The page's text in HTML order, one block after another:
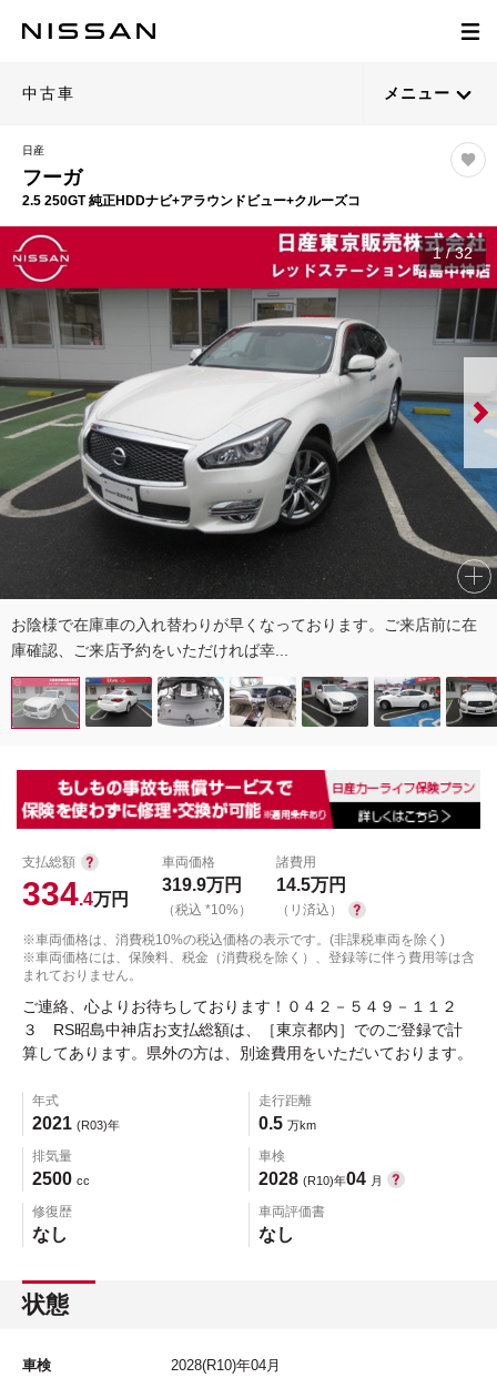
中古車 メニュー
日産
フーガ
2.5 250GT 純正HDDナビ+アラウンドビュー+クルーズコ
1/32
お陰様で在庫車の入れ替わりが早くなっております。ご来店前に在
庫確認、ご来店予約をいただければ幸...
支払総額
334.4万円
車両価格
319.9万円
（税込 *10%）
諸費用
14.5万円
（リ済込）
※車両価格は、消費税10%の税込価格の表示です。(非課税車両を除く)
※車両価格には、保険料、税金（消費税を除く）、登録等に伴う費用等は含
まれておりません。
ご連絡、心よりお待ちしております！０４２－５４９－１１２
３ RS昭島中神店お支払総額は、［東京都内］でのご登録で計
算してあります。県外の方は、別途費用をいただいております。
年式
2021 (R03)年
走行距離
0.5 万km
排気量
2500 cc
車検
2028 (R10)年04 月
修復歴
なし
車両評価書
なし
状態
車検 2028(R10)年04 月